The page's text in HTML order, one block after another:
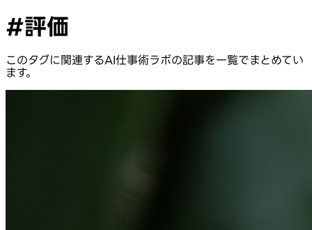
#評価
このタグに関連するAI仕事術ラボの記事を一覧でまとめてい
ます。